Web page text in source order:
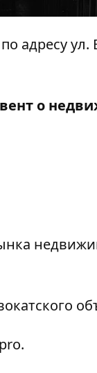
адресу ул.
о